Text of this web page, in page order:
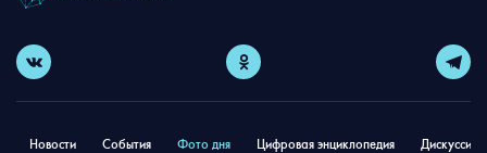
Новости События Фото дня Цифровая энциклопедия